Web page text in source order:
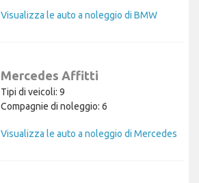
Visualizza le auto a noleggio di BMW
Mercedes Affitti
Tipi di veicoli: 9
Compagnie di noleggio: 6
Visualizza le auto a noleggio di Mercedes